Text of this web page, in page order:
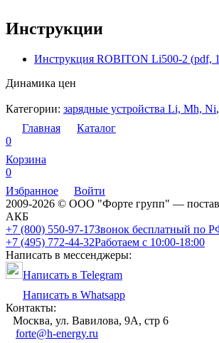
Инструкции
Инструкция ROBITON Li500-2 (pdf,
Динамика цен
Категории: зарядные устройства Li, Mh, Ni,
Главная
Каталог
0
Корзина
0
Избранное
Войти
2009-2026 © ООО "Форте групп" —
АКБ
+7 (800) 550-97-17Звонок бесплатный по
+7 (495) 772-44-32Работаем с 10:00-18:00
Написать в мессенджеры:
Написать в Telegram
Написать в Whatsapp
Контакты:
Москва, ул. Вавилова, 9А, стр 6
forte@h-energy.ru